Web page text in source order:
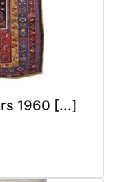
1960 [...]